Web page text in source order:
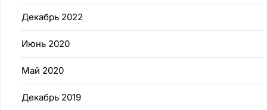
Декабрь 2022
Июнь 2020
Май 2020
Декабрь 2019